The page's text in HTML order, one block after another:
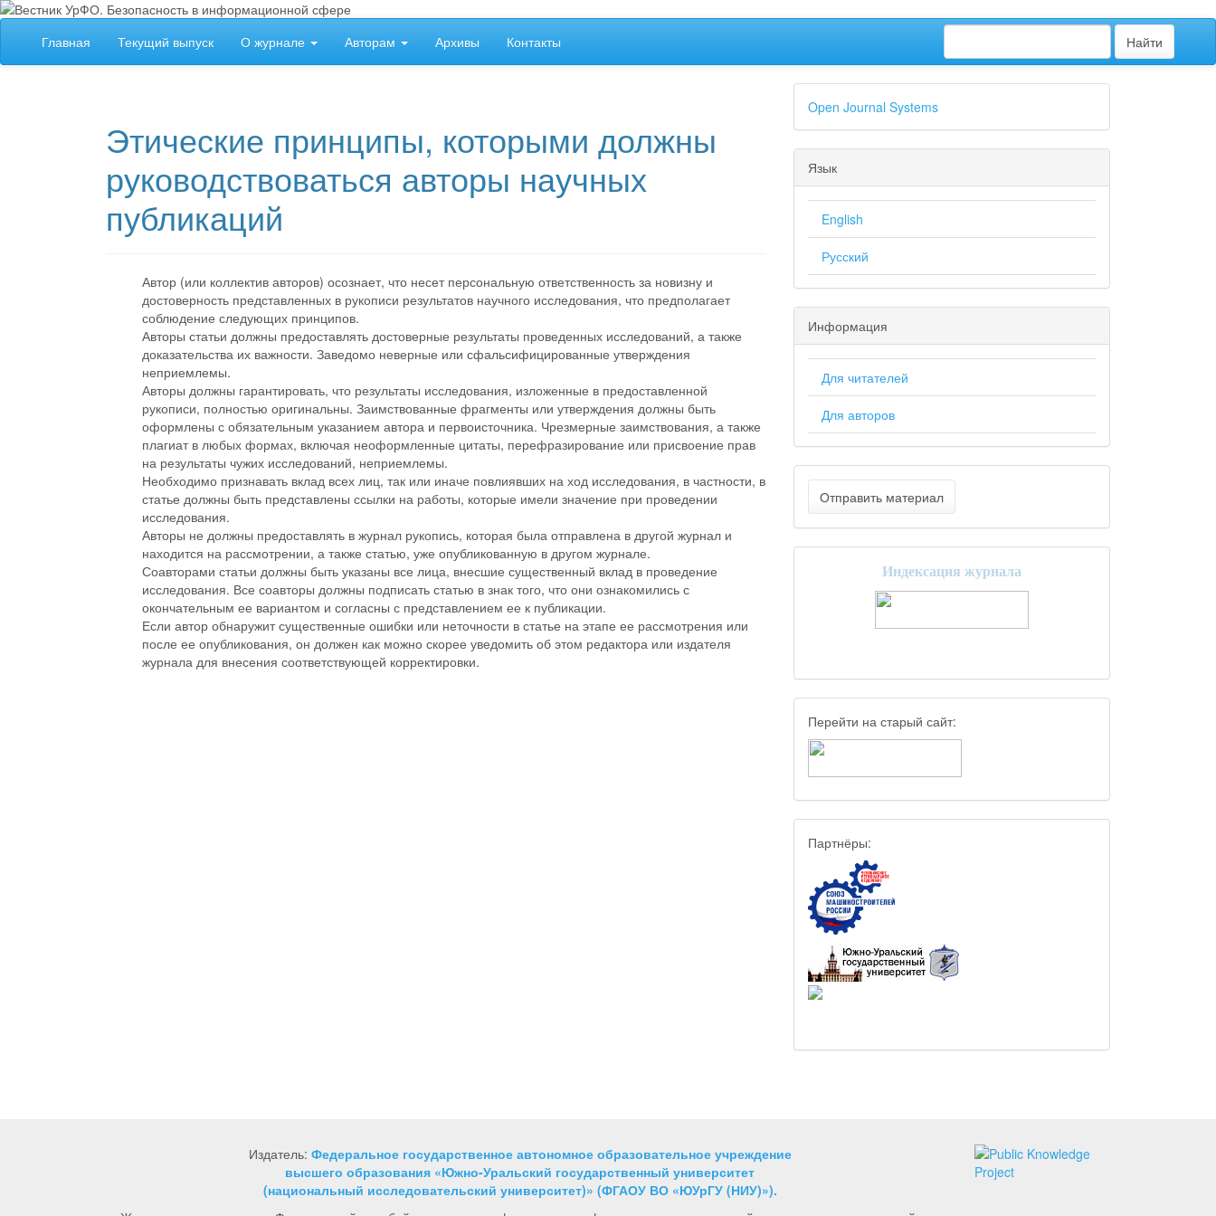
##plugins.themes.bootstrap3.accessible_menu.label##
##plugins.themes.bootstrap3.accessible_menu.main_navigation##
##plugins.themes.bootstrap3.accessible_menu.main_content##
Главная Текущий выпуск О журнале Авторам Архивы Контакты Найти
Этические принципы, которыми должны
руководствоваться авторы научных
публикаций
Автор (или коллектив авторов) осознает, что несет персональную ответственность за новизну и
достоверность представленных в рукописи результатов научного исследования, что предполагает
соблюдение следующих принципов.
Авторы статьи должны предоставлять достоверные результаты проведенных исследований, а также
доказательства их важности. Заведомо неверные или сфальсифицированные утверждения
неприемлемы.
Авторы должны гарантировать, что результаты исследования, изложенные в предоставленной
рукописи, полностью оригинальны. Заимствованные фрагменты или утверждения должны быть
оформлены с обязательным указанием автора и первоисточника. Чрезмерные заимствования, а также
плагиат в любых формах, включая неоформленные цитаты, перефразирование или присвоение прав
на результаты чужих исследований, неприемлемы.
Необходимо признавать вклад всех лиц, так или иначе повлиявших на ход исследования, в частности, в
статье должны быть представлены ссылки на работы, которые имели значение при проведении
исследования.
Авторы не должны предоставлять в журнал рукопись, которая была отправлена в другой журнал и
находится на рассмотрении, а также статью, уже опубликованную в другом журнале.
Соавторами статьи должны быть указаны все лица, внесшие существенный вклад в проведение
исследования. Все соавторы должны подписать статью в знак того, что они ознакомились с
окончательным ее вариантом и согласны с представлением ее к публикации.
Если автор обнаружит существенные ошибки или неточности в статье на этапе ее рассмотрения или
после ее опубликования, он должен как можно скорее уведомить об этом редактора или издателя
журнала для внесения соответствующей корректировки.
Open Journal Systems
Язык
English
Русский
Информация
Для читателей
Для авторов
Отправить материал
Индексация журнала
Перейти на старый сайт:
Партнёры:
Издатель: Федеральное государственное автономное образовательное учреждение
высшего образования «Южно-Уральский государственный университет
(национальный исследовательский университет)» (ФГАОУ ВО «ЮУрГУ (НИУ)»).